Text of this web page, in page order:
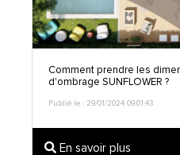
Comment prendre les
d'ombrage SUNFLOWER ?
Publié le : 29/01/2024 09:01:43
En savoir plus